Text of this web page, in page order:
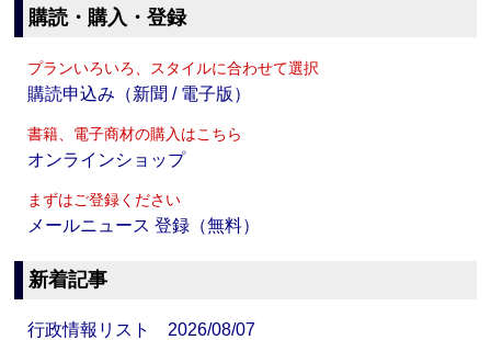
購読・購入・登録
プランいろいろ、スタイルに合わせて選択
購読申込み（新聞 / 電子版）
書籍、電子商材の購入はこちら
オンラインショップ
まずはご登録ください
メールニュース 登録（無料）
新着記事
行政情報リスト 2026/08/07